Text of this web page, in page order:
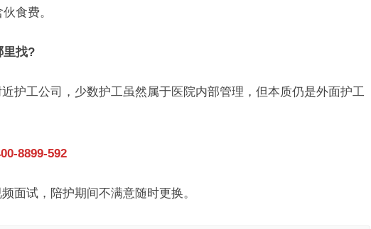
食费。
里找?
护工公司，少数护工虽然属于医院内部管理，但本质仍是外面护工
8899-592
面试，陪护期间不满意随时更换。